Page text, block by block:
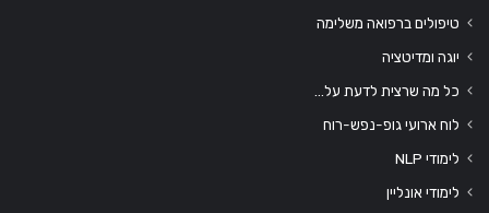
טיפולים ברפואה משלימה
יוגה ומדיטציה
כל מה שרצית לדעת על…
לוח ארועי גופ-נפש-רוח
לימודי NLP
לימודי אונליין